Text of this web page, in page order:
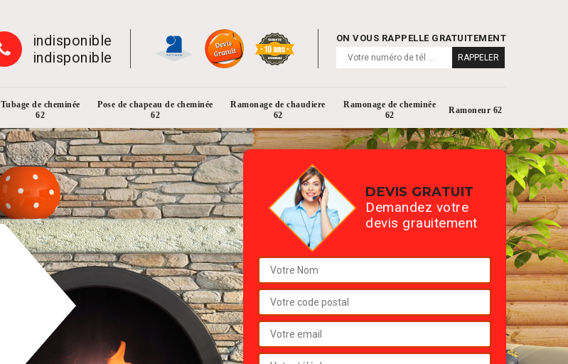
indisponible
indisponible
ON VOUS RAPPELLE GRATUITEMENT
Tubage de cheminée
62
Pose de chapeau de cheminée
62
Ramonage de chaudiere
62
Ramonage de cheminée
62
Ramoneur 62
DEVIS GRATUIT
Demandez votre
devis grauitement